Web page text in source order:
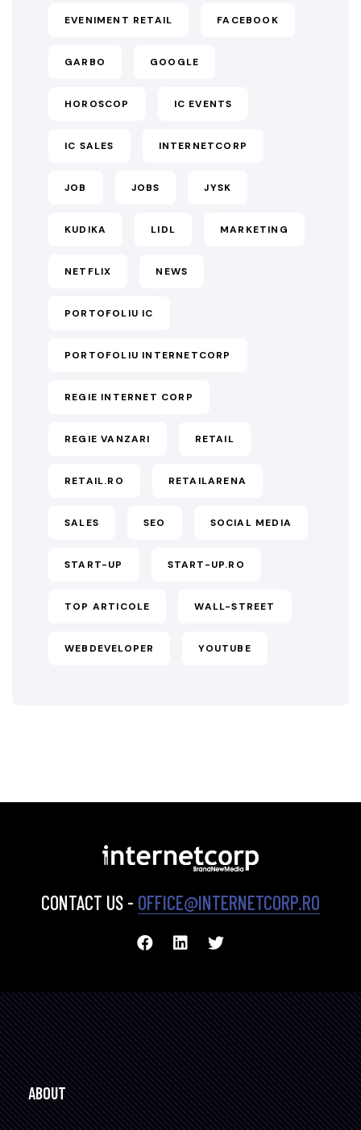
EVENIMENT RETAIL FACEBOOK
GARBO GOOGLE
HOROSCOP IC EVENTS
IC SALES INTERNETCORP
JOB JOBS JYSK
KUDIKA LIDL MARKETING
NETFLIX NEWS
PORTOFOLIU IC
PORTOFOLIU INTERNETCORP
REGIE INTERNET CORP
REGIE VANZARI RETAIL
RETAIL.RO RETAILARENA
SALES SEO SOCIAL MEDIA
START-UP START-UP.RO
TOP ARTICOLE WALL-STREET
WEBDEVELOPER YOUTUBE
CONTACT US - OFFICE@INTERNETCORP.RO
ABOUT